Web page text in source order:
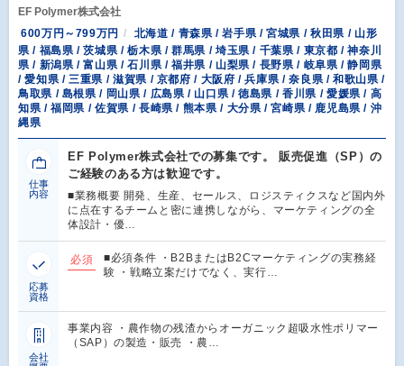
EF Polymer株式会社
600万円～799万円
北海道 / 青森県 / 岩手県 / 宮城県 / 秋田県 / 山形
県 / 福島県 / 茨城県 / 栃木県 / 群馬県 / 埼玉県 / 千葉県 / 東京都 / 神奈川
県 / 新潟県 / 富山県 / 石川県 / 福井県 / 山梨県 / 長野県 / 岐阜県 / 静岡県
/ 愛知県 / 三重県 / 滋賀県 / 京都府 / 大阪府 / 兵庫県 / 奈良県 / 和歌山県 /
鳥取県 / 島根県 / 岡山県 / 広島県 / 山口県 / 徳島県 / 香川県 / 愛媛県 / 高
知県 / 福岡県 / 佐賀県 / 長崎県 / 熊本県 / 大分県 / 宮崎県 / 鹿児島県 / 沖
縄県
仕事
内容
EF Polymer株式会社での募集です。 販売促進（SP）の
ご経験のある方は歓迎です。
■業務概要 開発、生産、セールス、ロジスティクスなど国内外
に点在するチームと密に連携しながら、マーケティングの全
体設計・優…
応募
資格
必須
■必須条件 ・B2BまたはB2Cマーケティングの実務経
験 ・戦略立案だけでなく、実行…
会社
事業内容 ・農作物の残渣からオーガニック超吸水性ポリマー
（SAP）の製造・販売 ・農…